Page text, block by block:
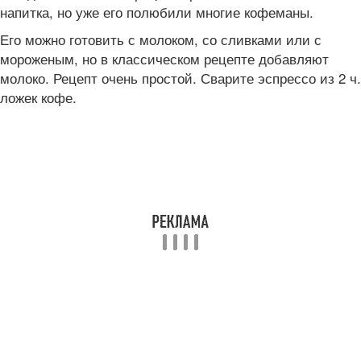
напитка, но уже его полюбили многие кофеманы.
Его можно готовить с молоком, со сливками или с
мороженым, но в классическом рецепте добавляют
молоко. Рецепт очень простой. Сварите эспрессо из 2 ч.
ложек кофе.